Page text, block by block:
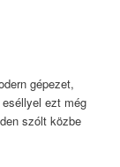
gépezet,
ezt még
szólt közbe